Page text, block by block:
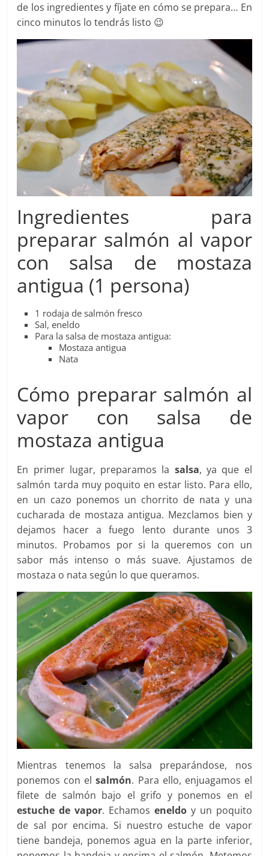
de los ingredientes y fíjate en cómo se prepara… En
cinco minutos lo tendrás listo 😉
Ingredientes para
preparar salmón al vapor
con salsa de mostaza
antigua (1 persona)
1 rodaja de salmón fresco
Sal, eneldo
Para la salsa de mostaza antigua:
Mostaza antigua
Nata
Cómo preparar salmón al
vapor con salsa de
mostaza antigua
En primer lugar, preparamos la salsa, ya que el
salmón tarda muy poquito en estar listo. Para ello,
en un cazo ponemos un chorrito de nata y una
cucharada de mostaza antigua. Mezclamos bien y
dejamos hacer a fuego lento durante unos 3
minutos. Probamos por si la queremos con un
sabor más intenso o más suave. Ajustamos de
mostaza o nata según lo que queramos.
Mientras tenemos la salsa preparándose, nos
ponemos con elsalmón. Para ello, enjuagamos el
filete de salmón bajo el grifo y ponemos en el
estuche de vapor. Echamos eneldoy un poquito
de sal por encima. Si nuestro estuche de vapor
tiene bandeja, ponemos agua en la parte inferior,